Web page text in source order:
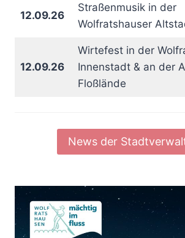
12.09.26
Straßenmusik in der
Wolfratshauser
12.09.26
Wirtefest in der
Innenstadt & an der
Floßlände
News der